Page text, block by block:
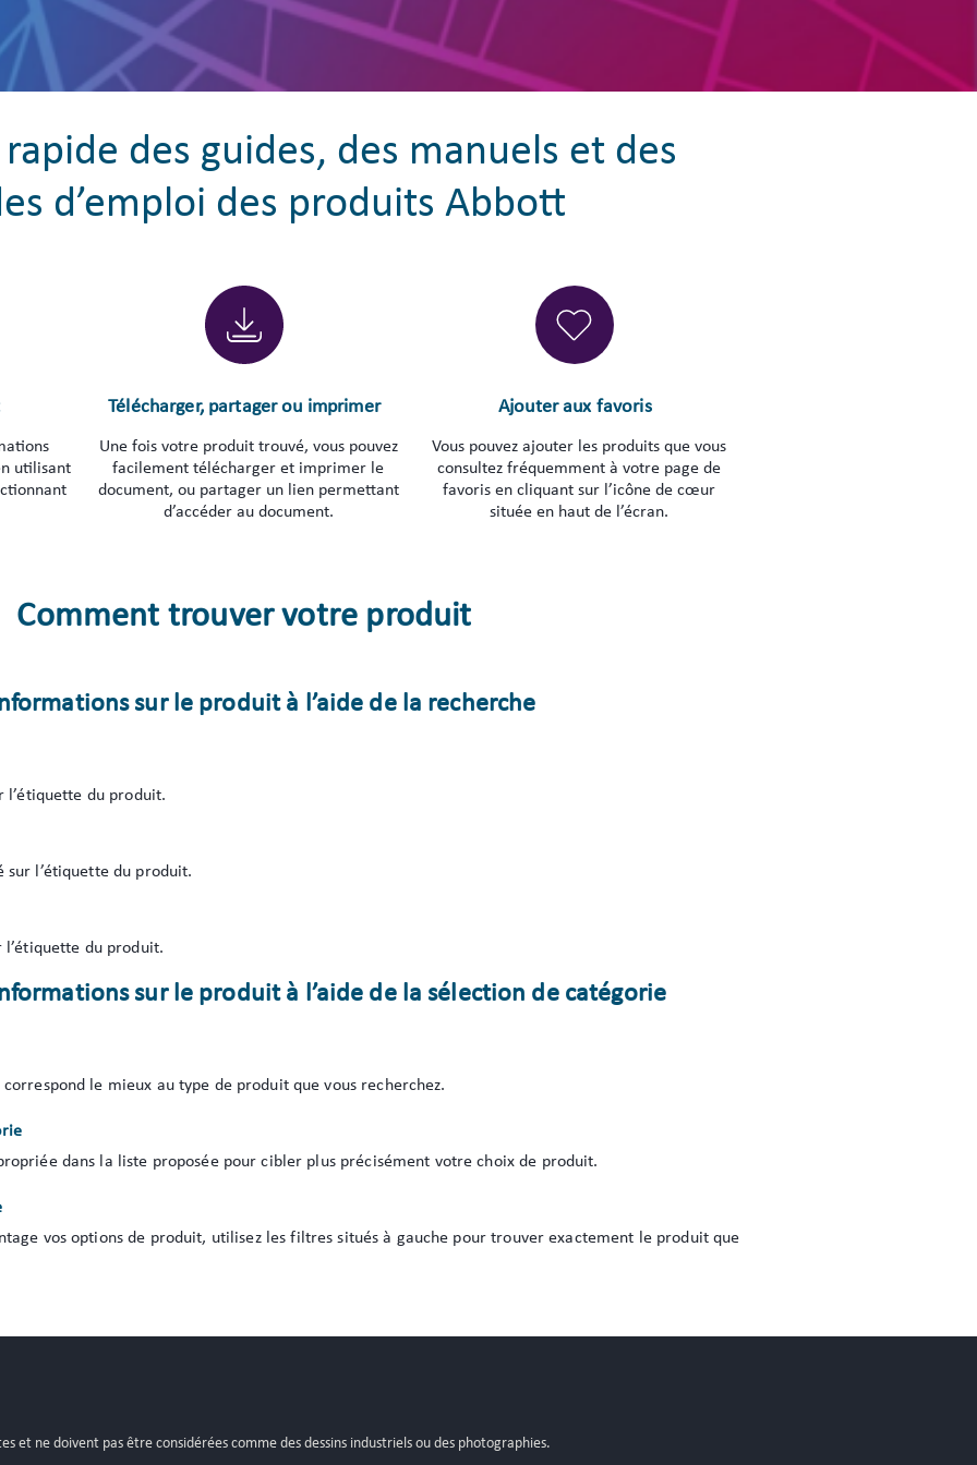
des guides, des manuels et des
d’emploi des produits Abbott
utilisant
Télécharger, partager ou imprimer
Une fois votre produit trouvé, vous pouvez
facilement télécharger et imprimer le
document, ou partager un lien permettant
d’accéder au document.
Ajouter aux favoris
Vous pouvez ajouter les produits que vous
consultez fréquemment à votre page de
favoris en cliquant sur l’icône de cœur
située en haut de l’écran.
Comment trouver votre produit
sur le produit à l’aide de la recherche
l’étiquette du produit.
sur l’étiquette du produit.
l’étiquette du produit.
sur le produit à l’aide de la sélection de catégorie
le mieux au type de produit que vous recherchez.
dans la liste proposée pour cibler plus précisément votre choix de produit.
vos options de produit, utilisez les filtres situés à gauche pour trouver exactement le produit que
et ne doivent pas être considérées comme des dessins industriels ou des photographies.